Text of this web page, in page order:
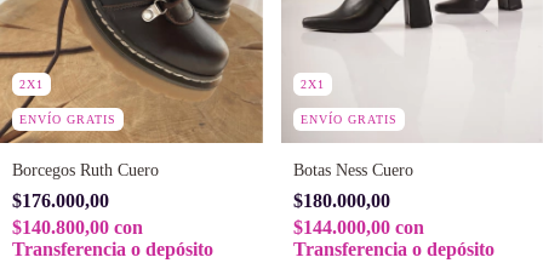
2X1
ENVÍO GRATIS
Borcegos Ruth Cuero
$176.000,00
$140.800,00 con
Transferencia o depósito
2X1
ENVÍO GRATIS
Botas Ness Cuero
$180.000,00
$144.000,00 con
Transferencia o depósito